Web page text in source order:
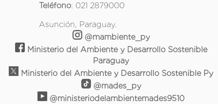
Teléfono: 021 2879000
Asunción, Paraguay.
@mambiente_py
Ministerio del Ambiente y Desarrollo Sostenible
Paraguay
Ministerio del Ambiente y Desarrollo Sostenible Py
@mades_py
@ministeriodelambientemades9510